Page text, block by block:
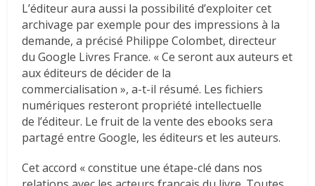
L’éditeur aura aussi la possibilité d’exploiter cet
archivage par exemple pour des impressions à la
demande, a précisé Philippe Colombet, directeur
du Google Livres France. « Ce seront aux auteurs et
aux éditeurs de décider de la
commercialisation », a-t-il résumé. Les fichiers
numériques resteront propriété intellectuelle
de l’éditeur. Le fruit de la vente des ebooks sera
partagé entre Google, les éditeurs et les auteurs.
Cet accord « constitue une étape-clé dans nos